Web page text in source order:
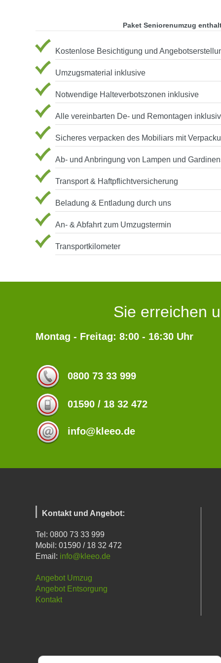
Paket Seniorenumzug
Kostenlose Besichtigung und
Umzugsmaterial inklusive
Notwendige Halteverbotszonen inklusive
Alle vereinbarten De- und Remontagen
Sicheres verpacken des Mobiliars mit
Ab- und Anbringung von Lampen und
Transport & Haftpflichtversicherung
Beladung & Entladung durch uns
An- & Abfahrt zum Umzugstermin
Transportkilometer
Sie erreichen
Montag - Freitag: 8:00 - 16:30 Uhr
0800 73 33 999
01590 / 18 32 472
info@kleeo.de
Kontakt und Angebot:
Tel: 0800 73 33 999
Mobil: 01590 / 18 32 472
Email: info@kleeo.de
Angebot Umzug
Angebot Entsorgung
Kontakt